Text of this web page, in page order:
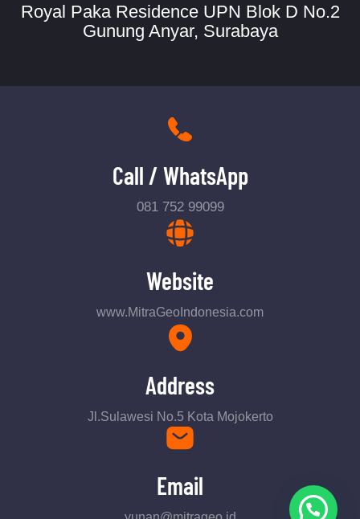
Royal Paka Residence UPN Blok D No.2
Gunung Anyar, Surabaya
Call / WhatsApp
081 752 99099
Website
www.MitraGeoIndonesia.com
Address
Jl.Sulawesi No.5 Kota Mojokerto
Email